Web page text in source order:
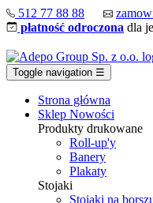
512 77 88 88
płatność odroczona dla
Toggle navigation ☰
Strona główna
Sklep Nowości
Produkty drukowane
Roll-up'y
Banery
Plakaty
Stojaki
Stojaki na